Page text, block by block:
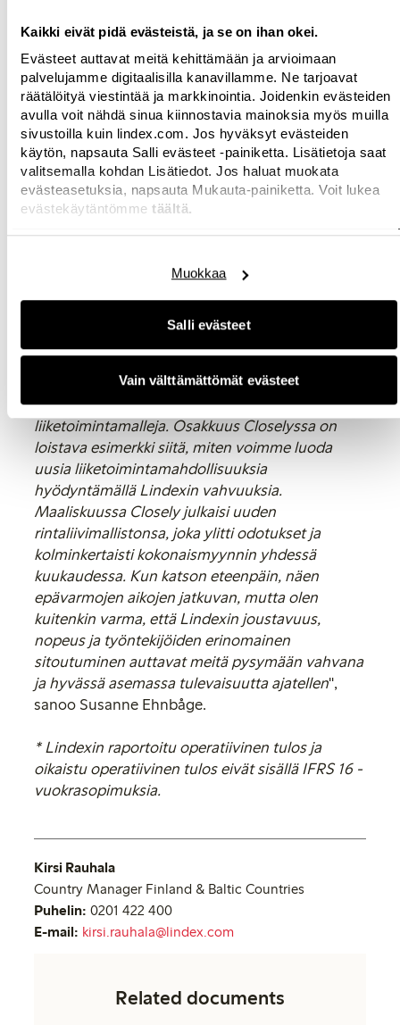
Kaikki eivät pidä evästeistä, ja se on ihan okei.
Evästeet auttavat meitä kehittämään ja arvioimaan
palvelujamme digitaalisilla kanavillamme. Ne tarjoavat
räätälöityä viestintää ja markkinointia. Joidenkin evästeiden
avulla voit nähdä sinua kiinnostavia mainoksia myös muilla
sivustoilla kuin lindex.com. Jos hyväksyt evästeiden
käytön, napsauta Salli evästeet -painiketta. Lisätietoja saat
valitsemalla kohdan Lisätiedot. Jos haluat muokata
evästeasetuksia, napsauta Mukauta-painiketta. Voit lukea
evästekäytäntömme täältä.
Salli evästeet
Muokkaa
Vain välttämättömät evästeet
vuosineljänneksen aikana. Verkkomyyntimme
lähes kolminkertaistui ensimmäisellä
vuosineljänneksellä ja yli nelinkertaistui
verrattuna vastaavaan ajanjaksoon vuonna 2019,
mikä on fantastista kehitystä. Digitaalinen
kehitys on ottanut huiman loikan ja jatkamme
strategisia investointeja voidaksemme tarjota
asiakkaillemme entistä inspiroivamman
ostokokemuksen", sanoo Susanne Ehnbåge.
Uusien liiketoimintamahdollisuuksien
toimintaa. Tästä esimerkkinä on yhteistyö uuden
Closely-alusvaatemerkin kanssa, jossa Lindex on
"Kehitämme tarjontaamme entisestään
asiakkaiden tarpeiden pohjalta samalla, kun
tutkimme yhä kestävämpiä ja innovatiivisempia
liiketoimintamalleja. Osakkuus Closelyssa on
loistava esimerkki siitä, miten voimme luoda
uusia liiketoimintamahdollisuuksia
hyödyntämällä Lindexin vahvuuksia.
Maaliskuussa Closely julkaisi uuden
rintaliivimallistonsa, joka ylitti odotukset ja
kolminkertaisti kokonaismyynnin yhdessä
kuukaudessa. Kun katson eteenpäin, näen
epävarmojen aikojen jatkuvan, mutta olen
kuitenkin varma, että Lindexin joustavuus,
nopeus ja työntekijöiden erinomainen
sitoutuminen auttavat meitä pysymään vahvana
ja hyvässä asemassa tulevaisuutta ajatellen",
sanoo Susanne Ehnbåge.
* Lindexin raportoitu operatiivinen tulos ja
oikaistu operatiivinen tulos eivät sisällä IFRS 16 -
vuokrasopimuksia.
Kirsi Rauhala
Country Manager Finland & Baltic Countries
Puhelin: 0201 422 400
E-mail: kirsi.rauhala@lindex.com
Related documents